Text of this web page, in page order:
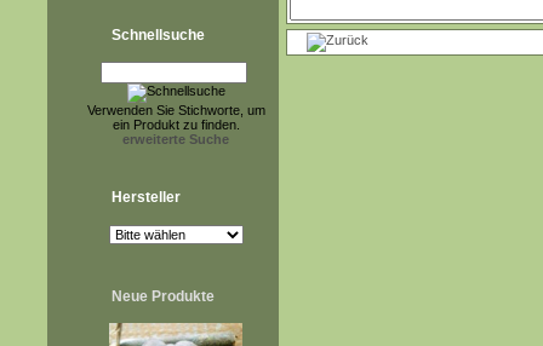
Schnellsuche
Verwenden Sie Stichworte, um
ein Produkt zu finden.
erweiterte Suche
Hersteller
Neue Produkte